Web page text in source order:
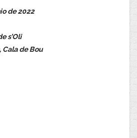
de 2022
s’Oli
Cala de Bou